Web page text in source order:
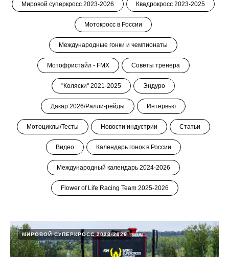
Мировой суперкросс 2023-2026 Квадрокросс 2023-2025
Мотокросс в России
Международные гонки и чемпионаты
Мотофристайл - FMX Советы тренера
"Коляски" 2021-2025 Эндуро
Дакар 2026/Ралли-рейды Интервью
Мотоциклы/Тесты Новости индустрии Статьи
Видео Календарь гонок в России
Международный календарь 2024-2026
Flower of Life Racing Team 2025-2026
МИРОВОЙ СУПЕРКРОСС 2023-2026